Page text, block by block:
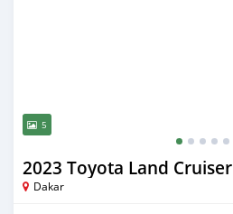
5
2023 Toyota Land Cruiser
Dakar